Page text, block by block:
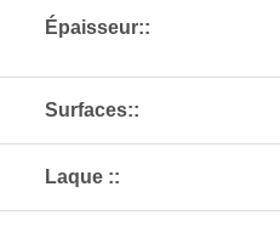
Épaisseur::
Surfaces::
Laque ::